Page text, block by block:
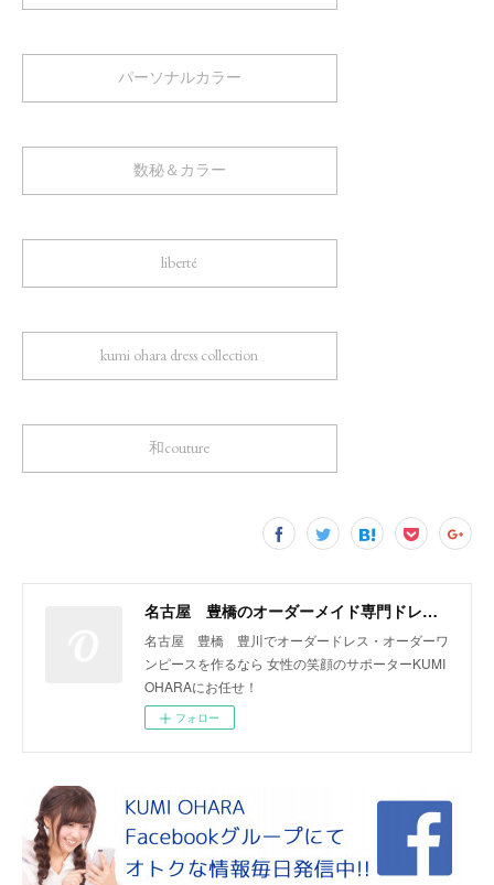
パーソナルカラー
数秘＆カラー
liberté
kumi ohara dress collection
和couture
名古屋 豊橋のオーダーメイド専門ドレスデザイナー KUMI OHARA
名古屋 豊橋 豊川でオーダードレス・オーダーワ
ンピースを作るなら 女性の笑顔のサポーターKUMI
OHARAにお任せ！
フォロー